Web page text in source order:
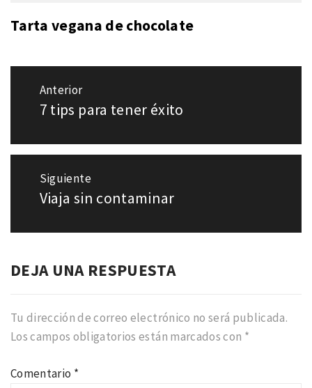
Tarta vegana de chocolate
Navegación
entradas
Anterior
Entrada
7 tips para tener éxito
Siguiente
Entrada
Viaja sin contaminar
DEJA UNA RESPUESTA
Tu dirección de correo electrónico no será publicada.
Los campos obligatorios están marcados con *
Comentario *